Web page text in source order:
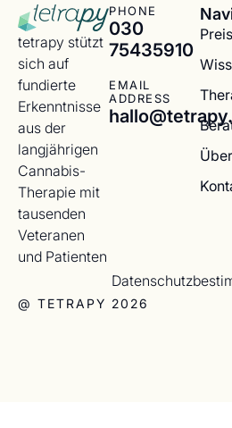
tetrapy stützt
sich auf
fundierte
Erkenntnisse
aus der
langjährigen
Cannabis-
Therapie mit
tausenden
Veteranen
und Patienten
PHONE
030
75435910
EMAIL
ADDRESS
@ TETRAPY 2026